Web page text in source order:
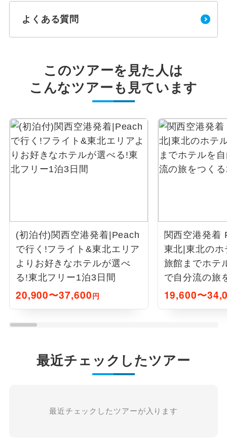
よくある質問
このツアーを見た人は
こんなツアーも見ています
(初泊付)関西空港発着|Peach
で行く!フライト&東北エリア
よりお好きなホテルが選べ
る!東北フリー1泊3日間
20,900〜37,600円
関西空港発着
東北|東北の
旅館までホテ
で自分流の旅
19,600〜
最近チェックしたツアー
最近チェックしたツアーが入ります